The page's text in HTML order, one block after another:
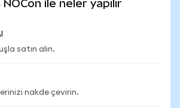
ile neler yapılır
satın alın.
nakde çevirin.